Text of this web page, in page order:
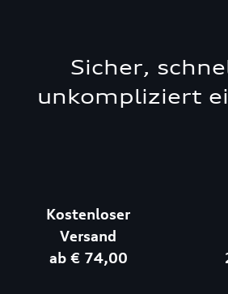
Sicher,
unkompliziert
Kostenloser
Versand
ab € 74,00